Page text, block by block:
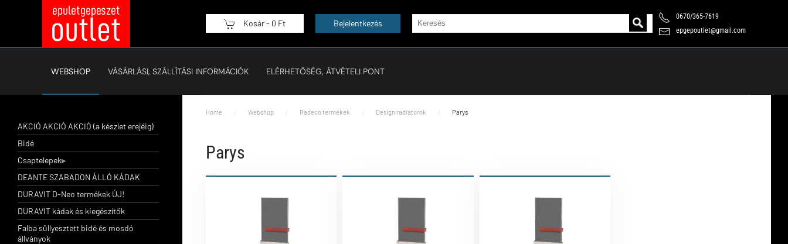
Fő tartalom átugrása Kosár - 0 Ft Bejelentkezés
0670/365-7619
epgepoutlet@gmail.com
WEBSHOP VÁSÁRLÁSI, SZÁLLÍTÁSI INFORMÁCIÓK ELÉRHETŐSÉG, ÁTVÉTELI PONT
Home Webshop Radeco termékek Design radiátorok Parys
Parys
AKCIÓ AKCIÓ AKCIÓ (a készlet erejéig)
Bidé
Csaptelepek
DEANTE SZABADON ÁLLÓ KÁDAK
DURAVIT D-Neo termékek ÚJ!
DURAVIT kádak és kiegészítők
Falba süllyesztett bidé és mosdó
állványok